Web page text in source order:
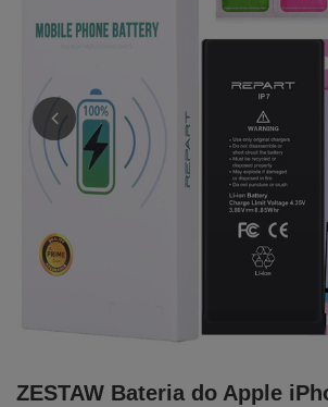
ZESTAW Bateria do Apple